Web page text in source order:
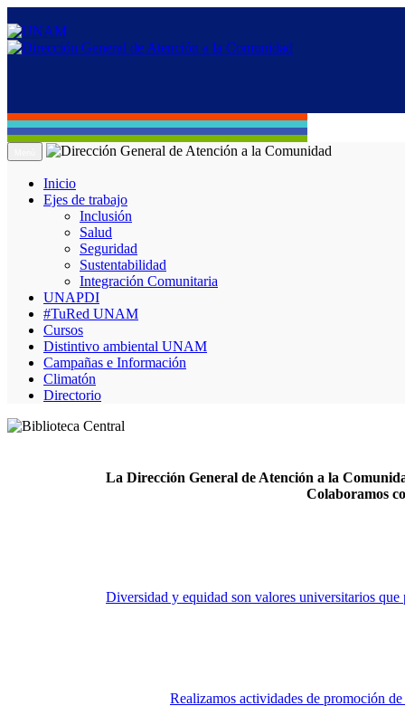
Inicio
Ejes de trabajo
Inclusión
Salud
Seguridad
Sustentabilidad
Integración Comunitaria
UNAPDI
#TuRed UNAM
Cursos
Distintivo ambiental UNAM
Campañas e Información
Climatón
Directorio
La Dirección General de Atención a la
Colaboramos
Diversidad y equidad son valores universitarios que
Realizamos actividades de promoción